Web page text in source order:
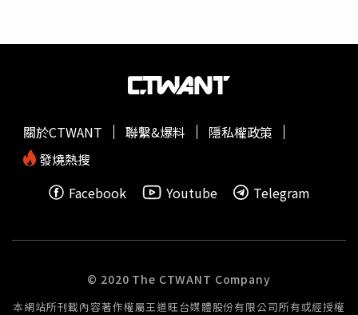
是小孩子就根本不會去注意到」。對此，原PO則留言補
要，而且是在用餐最後10分鐘才發生，所以現場也沒有不
滿，是驚嚇的情緒比較多，之前在台北店吃的體驗也是好
園島語能好好重視食安問題，若不慎小孩吃到怎麼辦，想到
就覺得可怕！」針對此次食安事件，業者回應，這組客人用
碎玻璃，當下立即向服務人員反映，餐廳也立刻上前更換，
做為彌補，10日起全門市會把奶酪玻璃杯更換為更安全材
關於CTWANT 聯繫&爆料
隱私權政策
發燒熱搜
Facebook
Youtube Telegram
© 2020 The CTWANT Company
本網站所刊載內容著作權屬王道旺台媒體股份有限公司所有或經授權